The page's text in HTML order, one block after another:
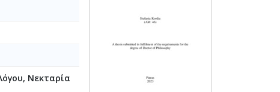
Νεκταρία